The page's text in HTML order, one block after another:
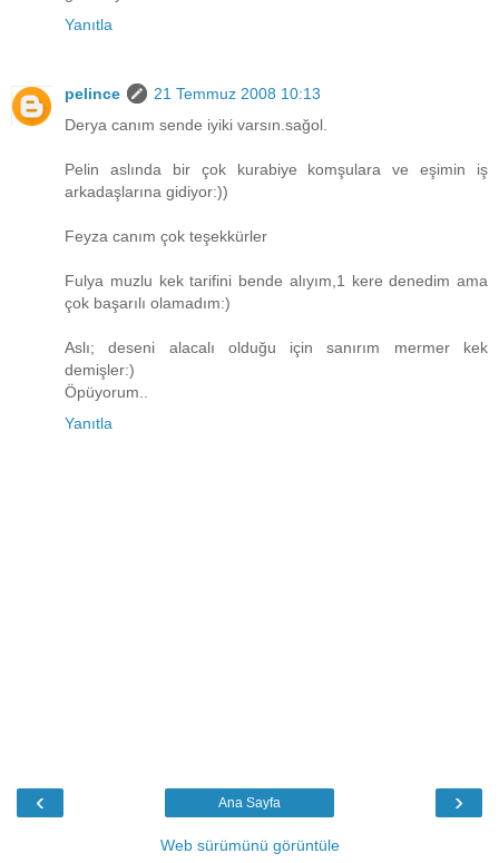
Yanıtla
pelince
21 Temmuz 2008 10:13
Derya canım sende iyiki varsın.sağol.
Pelin aslında bir çok kurabiye komşulara ve eşimin iş
arkadaşlarına gidiyor:))
Feyza canım çok teşekkürler
Fulya muzlu kek tarifini bende alıyım,1 kere denedim ama
çok başarılı olamadım:)
Aslı; deseni alacalı olduğu için sanırım mermer kek
demişler:)
Öpüyorum..
Yanıtla
‹ ›
Ana Sayfa
Web sürümünü görüntüle